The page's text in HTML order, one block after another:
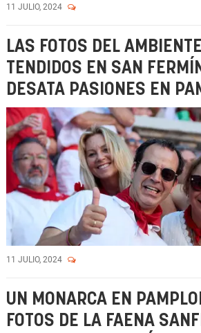
11 JULIO, 2024
LAS FOTOS DEL
TENDIDOS EN SAN
DESATA PASIONES EN
11 JULIO, 2024
UN MONARCA EN
FOTOS DE LA FAENA